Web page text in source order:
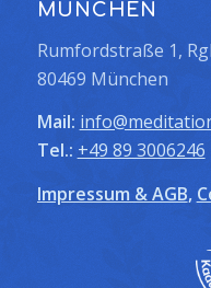
MÜNCHEN
Rumfordstraße 1,
80469 München
Mail:
Tel.: +49 89 3006246
Impressum & AGB,